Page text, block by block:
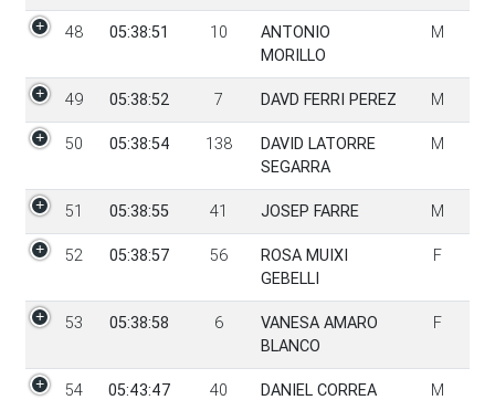
48 05:38:51 10
ANTONIO
MORILLO
M
49 05:38:52 7 DAVD FERRI PEREZ M
50 05:38:54 138
DAVID LATORRE
SEGARRA
M
51 05:38:55 41 JOSEP FARRE M
52 05:38:57 56
ROSA MUIXI
GEBELLI
F
53 05:38:58 6
VANESA AMARO
BLANCO
F
54 05:43:47 40 DANIEL CORREA M